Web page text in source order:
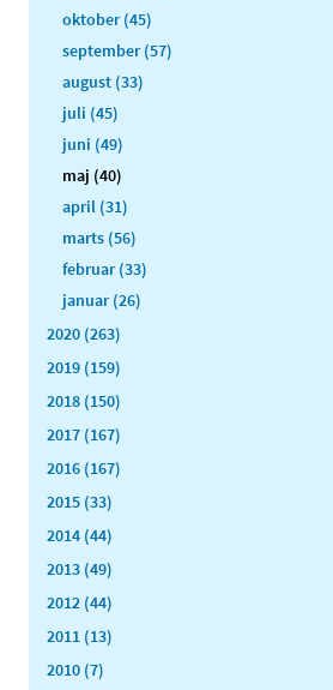
oktober (45)
september (57)
august (33)
juli (45)
juni (49)
maj (40)
april (31)
marts (56)
februar (33)
januar (26)
2020 (263)
2019 (159)
2018 (150)
2017 (167)
2016 (167)
2015 (33)
2014 (44)
2013 (49)
2012 (44)
2011 (13)
2010 (7)